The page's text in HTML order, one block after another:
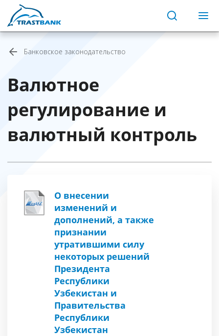
Банковское законодательство
Валютное
регулирование и
валютный контроль
О внесении
изменений и
дополнений, а также
признании
утратившими силу
некоторых решений
Президента
Республики
Узбекистан и
Правительства
Республики
Узбекистан